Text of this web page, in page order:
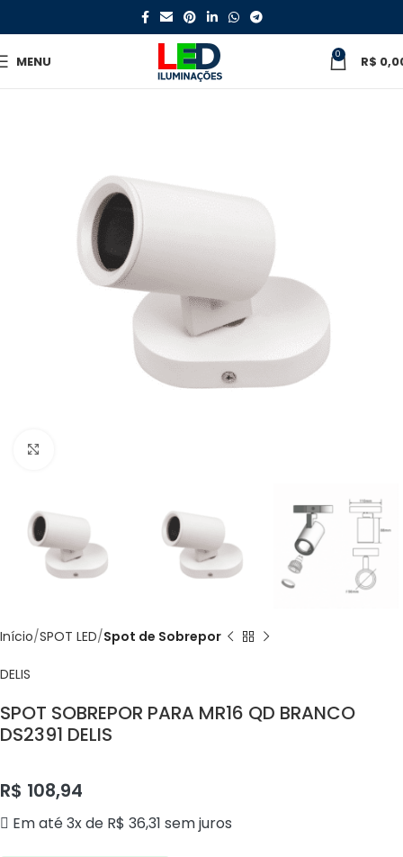
MENU 0 R$
Início SPOT LED Spot de Sobrepor
DELIS
SPOT SOBREPOR PARA MR16 QD BRANCO
DS2391 DELIS
R$ 108,94
Em até 3x de R$ 36,31 sem juros